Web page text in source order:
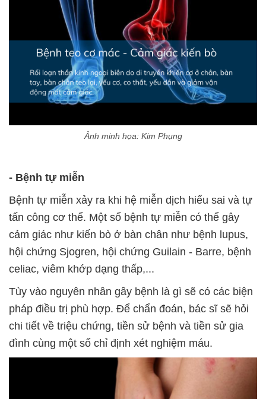
Ảnh minh họa: Kim Phụng
- Bệnh tự miễn
Bệnh tự miễn xảy ra khi hệ miễn dịch hiểu sai và tự
tấn công cơ thể. Một số bệnh tự miễn có thể gây
cảm giác như kiến bò ở bàn chân như bệnh lupus,
hội chứng Sjogren, hội chứng Guilain - Barre, bệnh
celiac, viêm khớp dạng thấp,...
Tùy vào nguyên nhân gây bệnh là gì sẽ có các biện
pháp điều trị phù hợp. Để chẩn đoán, bác sĩ sẽ hỏi
chi tiết về triệu chứng, tiền sử bệnh và tiền sử gia
đình cùng một số chỉ định xét nghiệm máu.